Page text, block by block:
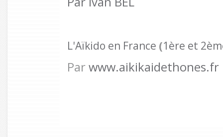
L'Aïkido en France (1ère et
Parwww.aikikaidethones.fr